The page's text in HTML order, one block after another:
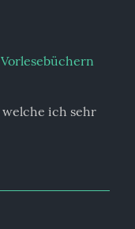
Vorlesebüchern
welche ich sehr